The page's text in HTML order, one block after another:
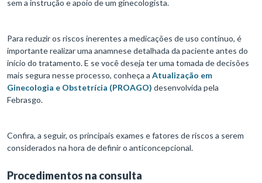
sem a instrução e apoio de um ginecologista.
Para reduzir os riscos inerentes a medicações de uso contínuo, é
importante realizar uma anamnese detalhada da paciente antes do
início do tratamento. E se você deseja ter uma tomada de decisões
mais segura nesse processo, conheça a Atualização em
Ginecologia e Obstetrícia (PROAGO) desenvolvida pela
Febrasgo.
Confira, a seguir, os principais exames e fatores de riscos a serem
considerados na hora de definir o anticoncepcional.
Procedimentos na consulta